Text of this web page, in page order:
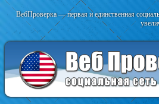
ВебПроверка — первая и единственная